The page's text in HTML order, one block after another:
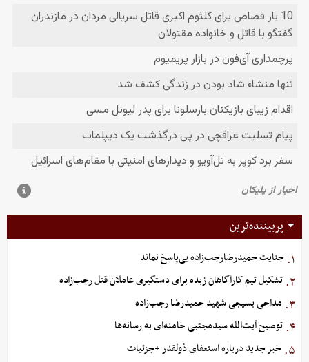
پربیننده‌ترین
۱. جنایت حمیدرضارجب‌زاده بی‌پاسخ نماند
۲. تشکیل تیم کارآگاهان زبده برای دستگیری عاملان قتل رجب‌زاده
۳. مداحی بسیجی شهید حمیدرضا رجب‌زاده
۴. توصیح آیت‌الله سیدمجتبی خامنه‌ای به رسانه‌ها
۵. خبر جدید درباره استعفای ذولقدر +جزئیات